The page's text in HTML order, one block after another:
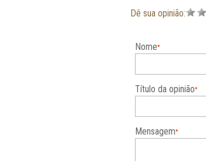
Dê sua opinião:
Nome
Título da opinião
Mensagem